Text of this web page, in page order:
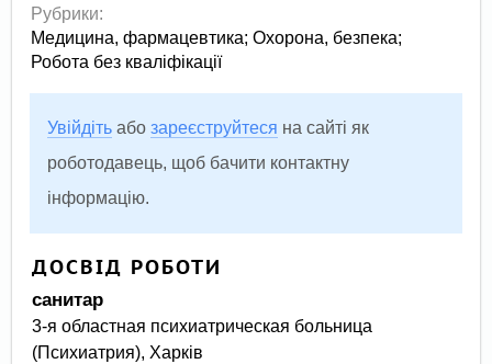
Рубрики:
Медицина, фармацевтика; Охорона, безпека;
Робота без кваліфікації
Увійдіть абозареєструйтеся на сайті як
роботодавець, щоб бачити контактну
інформацію.
ДОСВІД РОБОТИ
санитар
3-я областная психиатрическая больница
(Психиатрия), Харків